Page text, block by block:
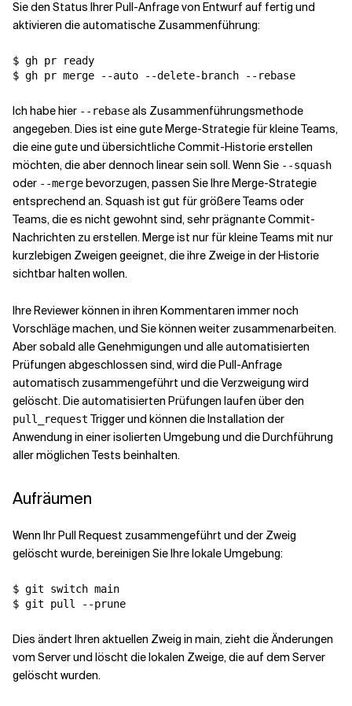
Sie den Status Ihrer Pull-Anfrage von Entwurf auf fertig und
aktivieren die automatische Zusammenführung:
$ gh pr ready
$ gh pr merge --auto --delete-branch --rebase
Ich habe hier --rebaseals Zusammenführungsmethode
angegeben. Dies ist eine gute Merge-Strategie für kleine Teams,
die eine gute und übersichtliche Commit-Historie erstellen
möchten, die aber dennoch linear sein soll. Wenn Sie --squash
oder --merge bevorzugen, passen Sie Ihre Merge-Strategie
entsprechend an. Squash ist gut für größere Teams oder
Teams, die es nicht gewohnt sind, sehr prägnante Commit-
Nachrichten zu erstellen. Merge ist nur für kleine Teams mit nur
kurzlebigen Zweigen geeignet, die ihre Zweige in der Historie
sichtbar halten wollen.
Ihre Reviewer können in ihren Kommentaren immer noch
Vorschläge machen, und Sie können weiter zusammenarbeiten.
Aber sobald alle Genehmigungen und alle automatisierten
Prüfungen abgeschlossen sind, wird die Pull-Anfrage
automatisch zusammengeführt und die Verzweigung wird
gelöscht. Die automatisierten Prüfungen laufen über den
pull_request Trigger und können die Installation der
Anwendung in einer isolierten Umgebung und die Durchführung
aller möglichen Tests beinhalten.
Aufräumen
Wenn Ihr Pull Request zusammengeführt und der Zweig
gelöscht wurde, bereinigen Sie Ihre lokale Umgebung:
$ git switch main
$ git pull --prune
Dies ändert Ihren aktuellen Zweig in main, zieht die Änderungen
vom Server und löscht die lokalen Zweige, die auf dem Server
gelöscht wurden.